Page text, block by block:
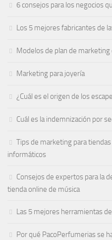
6 consejos para los negocios
Los 5 mejores fabricantes de
Modelos de plan de
Marketing para joyería
¿Cuál es el origen de los
Cuál es la indemnización por
Tips de marketing para
informáticos
Consejos de expertos para la
tienda online de música
Las 5 mejores herramientas
Por qué PacoPerfumerias se